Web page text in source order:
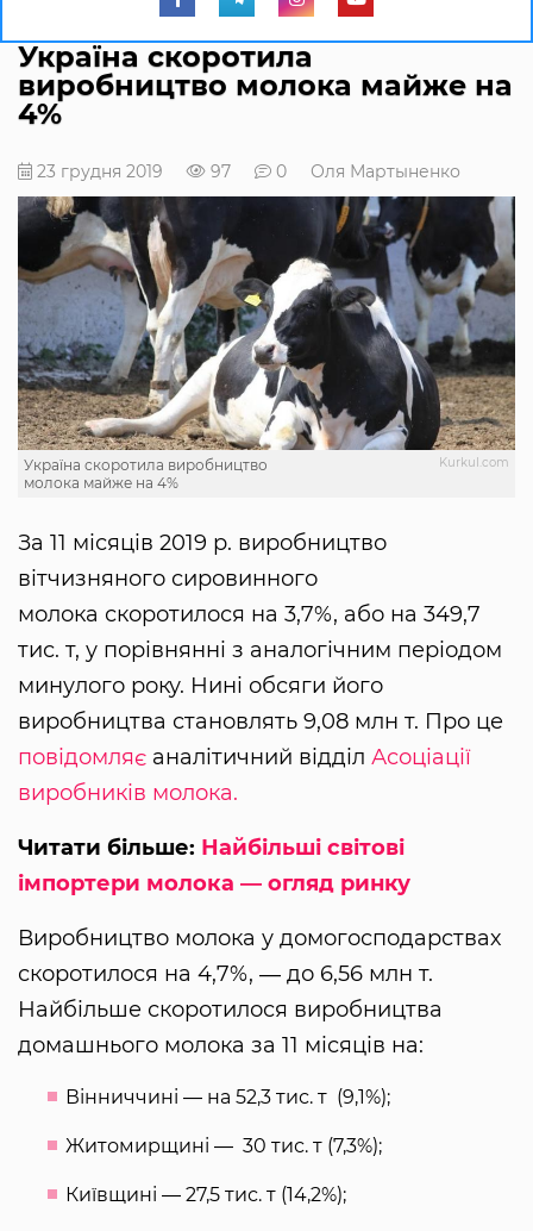
Україна скоротила
виробництво молока майже на
4%
23 грудня 2019 97 0 Оля Мартыненко
Kurkul.com
Україна скоротила виробництво
молока майже на 4%
За 11 місяців 2019 р. виробництво
вітчизняного сировинного
молока скоротилося на 3,7%, або на 349,7
тис. т, у порівнянні з аналогічним періодом
минулого року. Нині обсяги його
виробництва становлять 9,08 млн т. Про це
повідомляє аналітичний відділ Асоціації
виробників молока.
Читати більше: Найбільші світові
імпортери молока ― огляд ринку
Виробництво молока у домогосподарствах
скоротилося на 4,7%, ― до 6,56 млн т.
Найбільше скоротилося виробництва
домашнього молока за 11 місяців на:
Вінниччині ― на 52,3 тис. т (9,1%);
Житомирщині ― 30 тис. т (7,3%);
Київщині ― 27,5 тис. т (14,2%);